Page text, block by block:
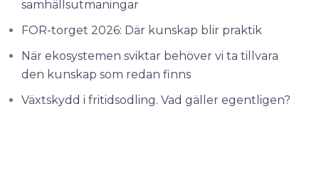
samhällsutmaningar
FOR-torget 2026: Där kunskap blir praktik
När ekosystemen sviktar behöver vi ta tillvara
den kunskap som redan finns
Växtskydd i fritidsodling. Vad gäller egentligen?